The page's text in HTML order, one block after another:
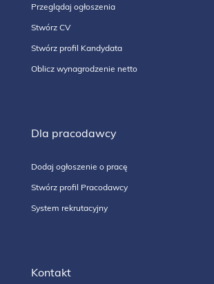
Przeglądaj ogłoszenia
Stwórz CV
Stwórz profil Kandydata
Oblicz wynagrodzenie netto
Dla pracodawcy
Dodaj ogłoszenie o pracę
Stwórz profil Pracodawcy
System rekrutacyjny
Kontakt